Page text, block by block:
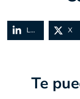
LinkedIn X
Te